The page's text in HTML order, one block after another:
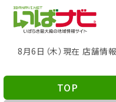
8月6日（木）現在 店舗
TOP